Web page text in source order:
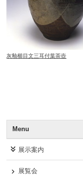
灰釉櫛目文三耳付葉茶壺
Menu
展示案内
展覧会